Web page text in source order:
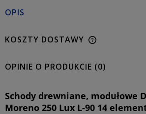
OPIS
KOSZTY DOSTAWY
OPINIE O PRODUKCIE (0)
Schody drewniane, modułowe
Moreno 250 Lux L-90 14